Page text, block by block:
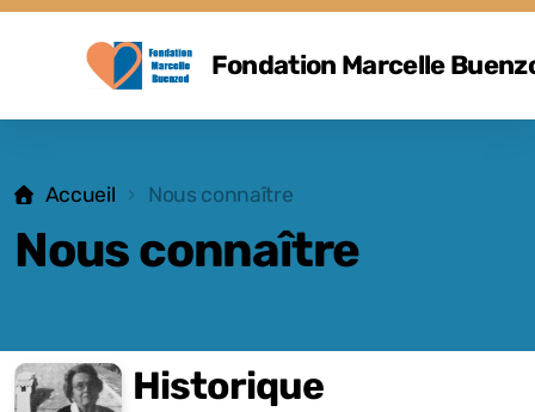
Fondation Marcelle
Accueil Nous connaître
Nous connaître
Historique